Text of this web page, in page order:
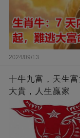
2024/09/13
十牛九富，天生
大貴，人生贏家